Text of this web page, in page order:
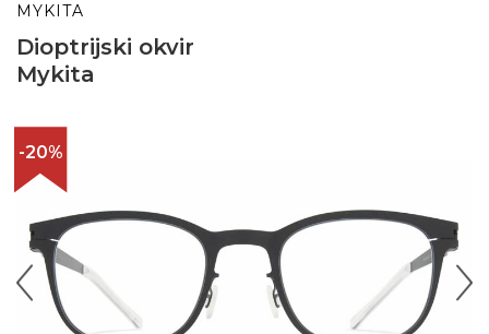
MYKITA
Dioptrijski okvir
Mykita
-20%